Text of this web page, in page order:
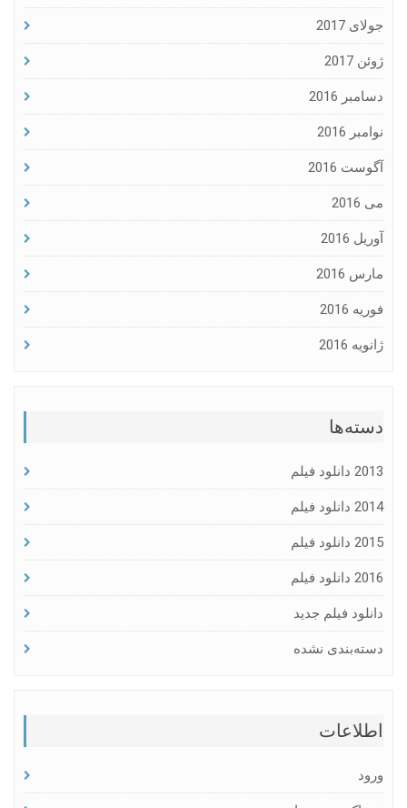
جولای 2017
ژوئن 2017
دسامبر 2016
نوامبر 2016
آگوست 2016
می 2016
آوریل 2016
مارس 2016
فوریه 2016
ژانویه 2016
دسته‌ها
2013 دانلود فیلم
2014 دانلود فیلم
2015 دانلود فیلم
2016 دانلود فیلم
دانلود فیلم جدید
دسته‌بندی نشده
اطلاعات
ورود